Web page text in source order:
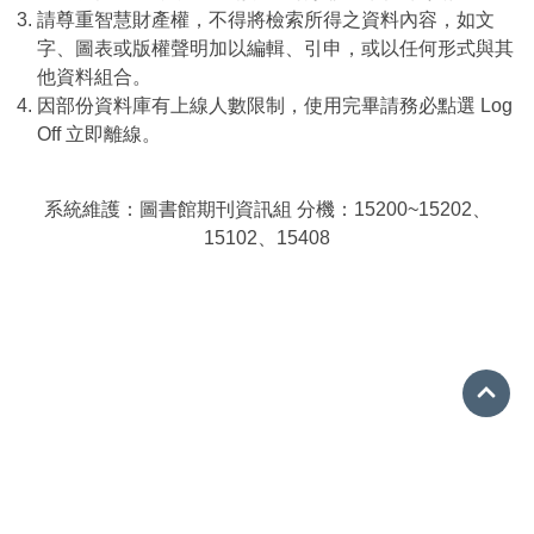
請尊重智慧財產權，不得將檢索所得之資料內容，如文
字、圖表或版權聲明加以編輯、引申，或以任何形式與其
他資料組合。
因部份資料庫有上線人數限制，使用完畢請務必點選 Log
Off 立即離線。
系統維護：圖書館期刊資訊組 分機：15200~15202、
15102、15408